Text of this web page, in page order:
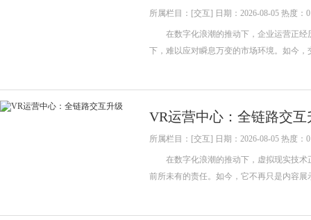
所属栏目：[交互] 日期：2026-08-05 热度：0
在数字化浪潮的推动下，企业运营正经
下，难以应对瞬息万变的市场环境。如今
VR运营中心：全链路交互
所属栏目：[交互] 日期：2026-08-05 热度：0
在数字化浪潮的推动下，虚拟现实技术
前所未有的责任。如今，它不再只是内容